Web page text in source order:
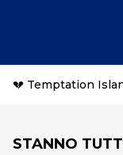
💔 Temptation
STANNO